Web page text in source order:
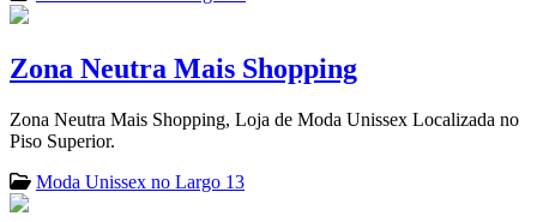
Zona Neutra Mais Shopping
Zona Neutra Mais Shopping, Loja de Moda Unissex Localizada no
Piso Superior.
Moda Unissex no Largo 13